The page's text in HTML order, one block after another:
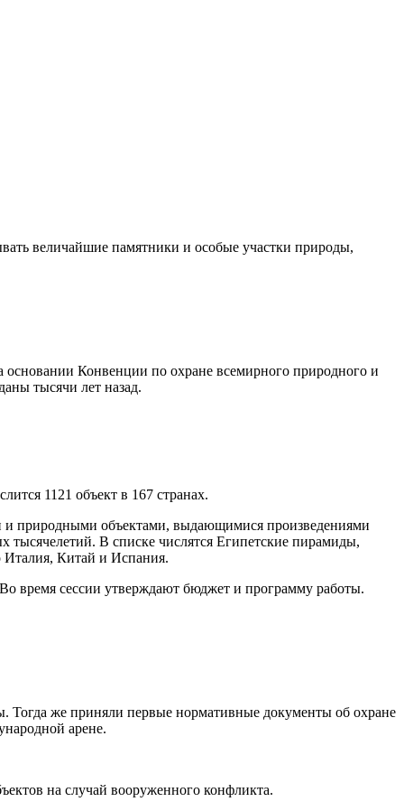
Конвенции по охране всемирного природного и
тысячи лет назад.
1121 объект в 167 странах.
природными объектами, выдающимися произведениями
тысячелетий. В списке числятся Египетские пирамиды,
Италия, Китай и Испания.
время сессии утверждают бюджет и программу работы.
Тогда же приняли первые нормативные документы об охране
арене.
на случай вооруженного конфликта.